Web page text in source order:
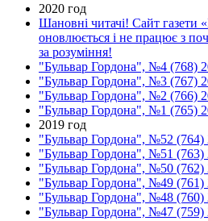
2020 год
Шановні читачі! Сайт газети
оновлюється і не працює з
за розуміння!
"Бульвар Гордона", №4 (768)
"Бульвар Гордона", №3 (767)
"Бульвар Гордона", №2 (766)
"Бульвар Гордона", №1 (765)
2019 год
"Бульвар Гордона", №52 (764)
"Бульвар Гордона", №51 (763)
"Бульвар Гордона", №50 (762)
"Бульвар Гордона", №49 (761)
"Бульвар Гордона", №48 (760)
"Бульвар Гордона", №47 (759)